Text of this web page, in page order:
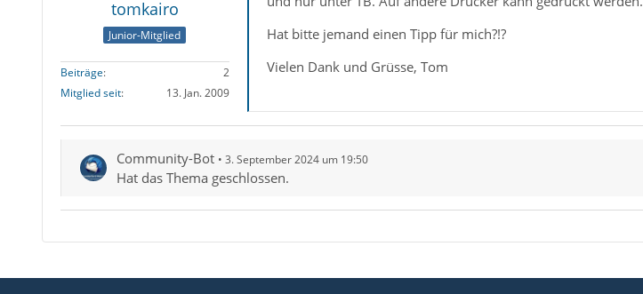
tomkairo
Junior-Mitglied
Beiträge
2
Mitglied seit
13. Jan. 2009
Hat bitte jemand einen Tipp für mich?!?
Vielen Dank und Grüsse, Tom
Community-Bot 3. September 2024 um 19:50
Hat das Thema geschlossen.